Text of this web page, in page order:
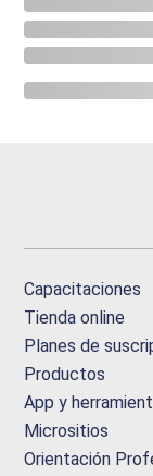
Capacitaciones
Tienda online
Planes de
Productos
App y
Micrositios
Orientación